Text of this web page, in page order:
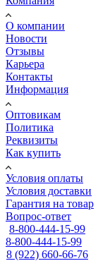
О компании
Новости
Отзывы
Карьера
Контакты
Информация
Оптовикам
Политика
Реквизиты
Как купить
Условия оплаты
Условия доставки
Гарантия на товар
Вопрос-ответ
8-800-444-15-99
8-800-444-15-99
8 (922) 660-66-76